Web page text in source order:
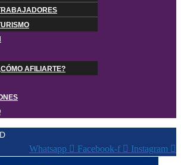
AFILIARTE?
Whatsapp Facebook-f Instagram